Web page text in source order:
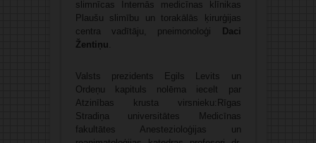
slimnīcas Internās medicīnas klīnikas
Plaušu slimību un torakālās ķirurģijas
centra vadītāju, pneimonoloģi
Daci
Žentiņu.
Valsts prezidents Egils Levits un
Ordeņu kapituls nolēma iecelt par
Atzinības krusta virsnieku:Rīgas
Stradiņa universitātes Medicīnas
fakultātes Anestezioloģijas un